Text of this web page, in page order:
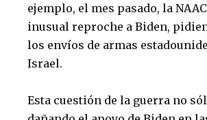
ejemplo, el mes pasado, la
inusual reproche a Biden,
los envíos de armas
Israel.
Esta cuestión de la guerra no